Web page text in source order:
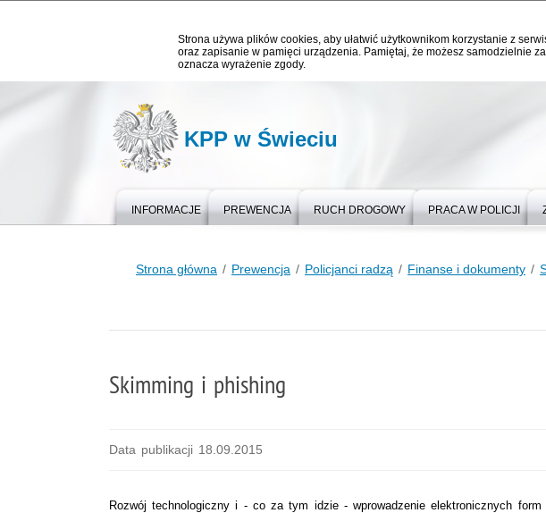
Strona używa plików cookies, aby ułatwić użytkownikom korzystanie z
oraz zapisanie w pamięci urządzenia. Pamiętaj, że możesz samodzielnie
oznacza wyrażenie zgody.
KPP w Świeciu
INFORMACJE PREWENCJA RUCH DROGOWY PRACA W POLICJI
Strona główna Prewencja Policjanci radzą Finanse i dokumenty
Skimming i phishing
Data publikacji 18.09.2015
Rozwój technologiczny i - co za tym idzie - wprowadzenie elektronicznych form